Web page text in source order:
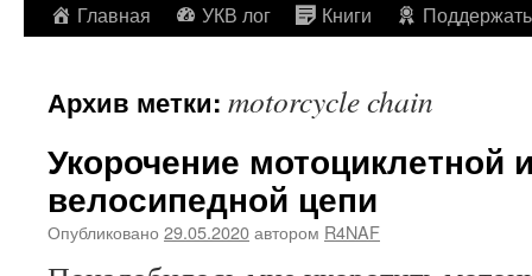
Перейти
содержимому
Главная УКВ лог Книги Поддержать
Архив метки: motorcycle chain
Укорочение мотоциклетной
велосипедной цепи
Опубликовано 29.05.2020автором R4NAF